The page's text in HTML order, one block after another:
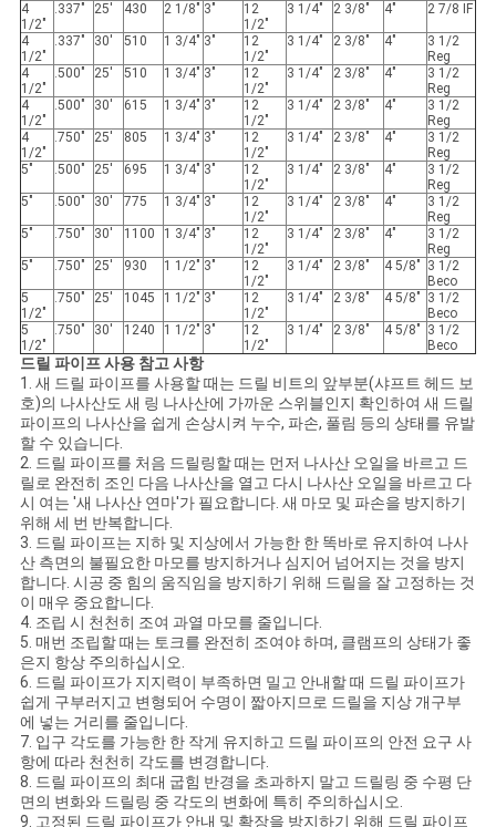
사
이
트
맵
PRIVACY
POLICY
4
1/2"
.337" 25' 430 2 1/8" 3"
12
1/2"
3 1/4" 2 3/8" 4" 2 7/8 IF
4
1/2"
.337" 30' 510 1 3/4" 3"
12
1/2"
3 1/4" 2 3/8" 4"
3 1/2
Reg
4
1/2"
.500" 25' 510 1 3/4" 3"
12
1/2"
3 1/4" 2 3/8" 4"
3 1/2
Reg
4
1/2"
.500" 30' 615 1 3/4" 3"
12
1/2"
3 1/4" 2 3/8" 4"
3 1/2
Reg
4
1/2"
.750" 25' 805 1 3/4" 3"
12
1/2"
3 1/4" 2 3/8" 4"
3 1/2
Reg
5"
.500" 25' 695 1 3/4" 3"
12
1/2"
3 1/4" 2 3/8" 4"
3 1/2
Reg
5"
.500" 30' 775 1 3/4" 3"
12
1/2"
3 1/4" 2 3/8" 4"
3 1/2
Reg
5"
.750" 30' 1100 1 3/4" 3"
12
1/2"
3 1/4" 2 3/8" 4"
3 1/2
Reg
5"
.750" 25' 930 1 1/2" 3"
12
1/2"
3 1/4" 2 3/8" 4 5/8" 3 1/2
Beco
5
1/2"
.750" 25' 1045 1 1/2" 3"
12
1/2"
3 1/4" 2 3/8" 4 5/8" 3 1/2
Beco
5
1/2"
.750" 30' 1240 1 1/2" 3"
12
1/2"
3 1/4" 2 3/8" 4 5/8" 3 1/2
Beco
드릴 파이프 사용 참고 사항
1. 새 드릴 파이프를 사용할 때는 드릴 비트의 앞부분(샤프트 헤드 보
호)의 나사산도 새 링 나사산에 가까운 스위블인지 확인하여 새 드릴
파이프의 나사산을 쉽게 손상시켜 누수, 파손, 풀림 등의 상태를 유발
할 수 있습니다.
2. 드릴 파이프를 처음 드릴링할 때는 먼저 나사산 오일을 바르고 드
릴로 완전히 조인 다음 나사산을 열고 다시 나사산 오일을 바르고 다
시 여는 '새 나사산 연마'가 필요합니다. 새 마모 및 파손을 방지하기
위해 세 번 반복합니다.
3. 드릴 파이프는 지하 및 지상에서 가능한 한 똑바로 유지하여 나사
산 측면의 불필요한 마모를 방지하거나 심지어 넘어지는 것을 방지
합니다. 시공 중 힘의 움직임을 방지하기 위해 드릴을 잘 고정하는 것
이 매우 중요합니다.
4. 조립 시 천천히 조여 과열 마모를 줄입니다.
5. 매번 조립할 때는 토크를 완전히 조여야 하며, 클램프의 상태가 좋
은지 항상 주의하십시오.
6. 드릴 파이프가 지지력이 부족하면 밀고 안내할 때 드릴 파이프가
쉽게 구부러지고 변형되어 수명이 짧아지므로 드릴을 지상 개구부
에 넣는 거리를 줄입니다.
7. 입구 각도를 가능한 한 작게 유지하고 드릴 파이프의 안전 요구 사
항에 따라 천천히 각도를 변경합니다.
8. 드릴 파이프의 최대 굽힘 반경을 초과하지 말고 드릴링 중 수평 단
면의 변화와 드릴링 중 각도의 변화에 ​​특히 주의하십시오.
9. 고정된 드릴 파이프가 안내 및 확장을 방지하기 위해 드릴 파이프